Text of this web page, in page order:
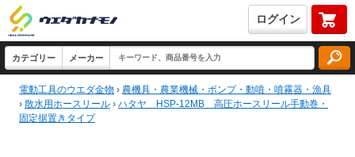
ログイン
電動工具のウエダ金物 › 農機具・農業機械・ポンプ・動噴・噴霧器・漁具
› 散水用ホースリール › ハタヤ HSP-12MB 高圧ホースリール手動巻・
固定据置きタイプ